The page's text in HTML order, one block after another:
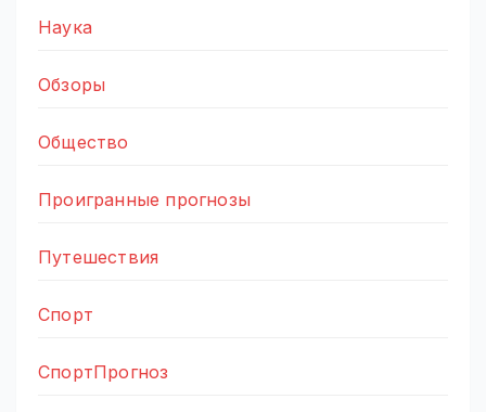
Наука
Обзоры
Общество
Проигранные прогнозы
Путешествия
Спорт
СпортПрогноз